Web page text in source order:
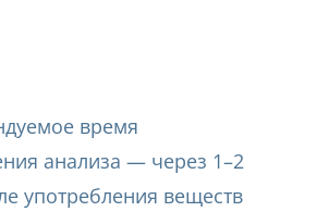
время
анализа — через 1–2
употребления веществ